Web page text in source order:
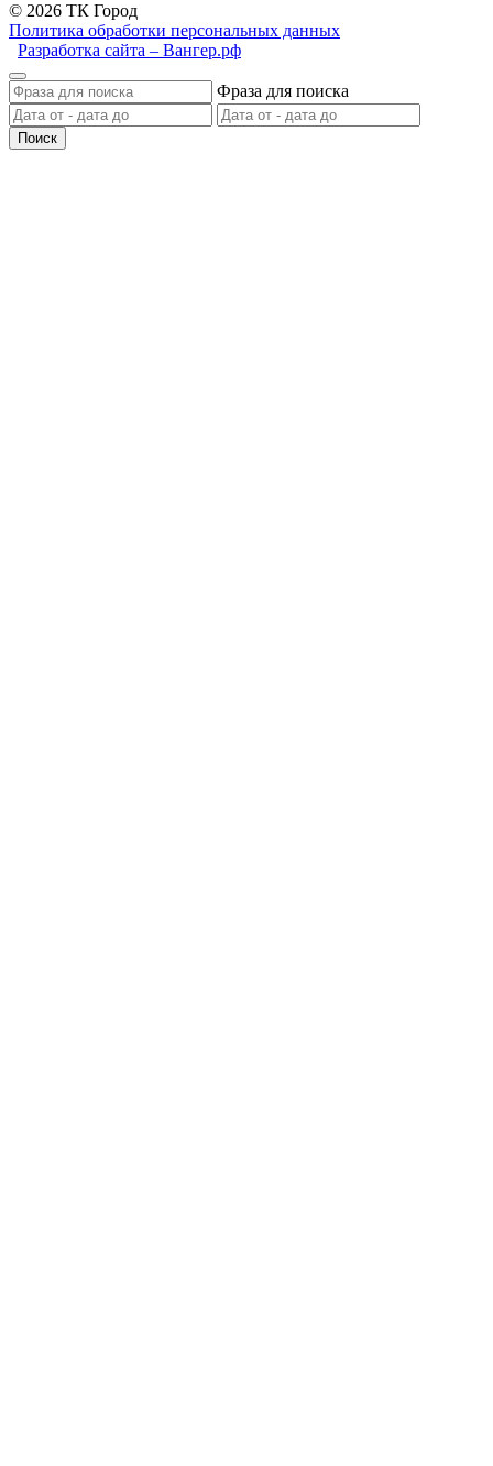
© 2026 ТК Город
Политика обработки персональных данных
Разработка сайта – Вангер.рф
Фраза для поиска
Поиск